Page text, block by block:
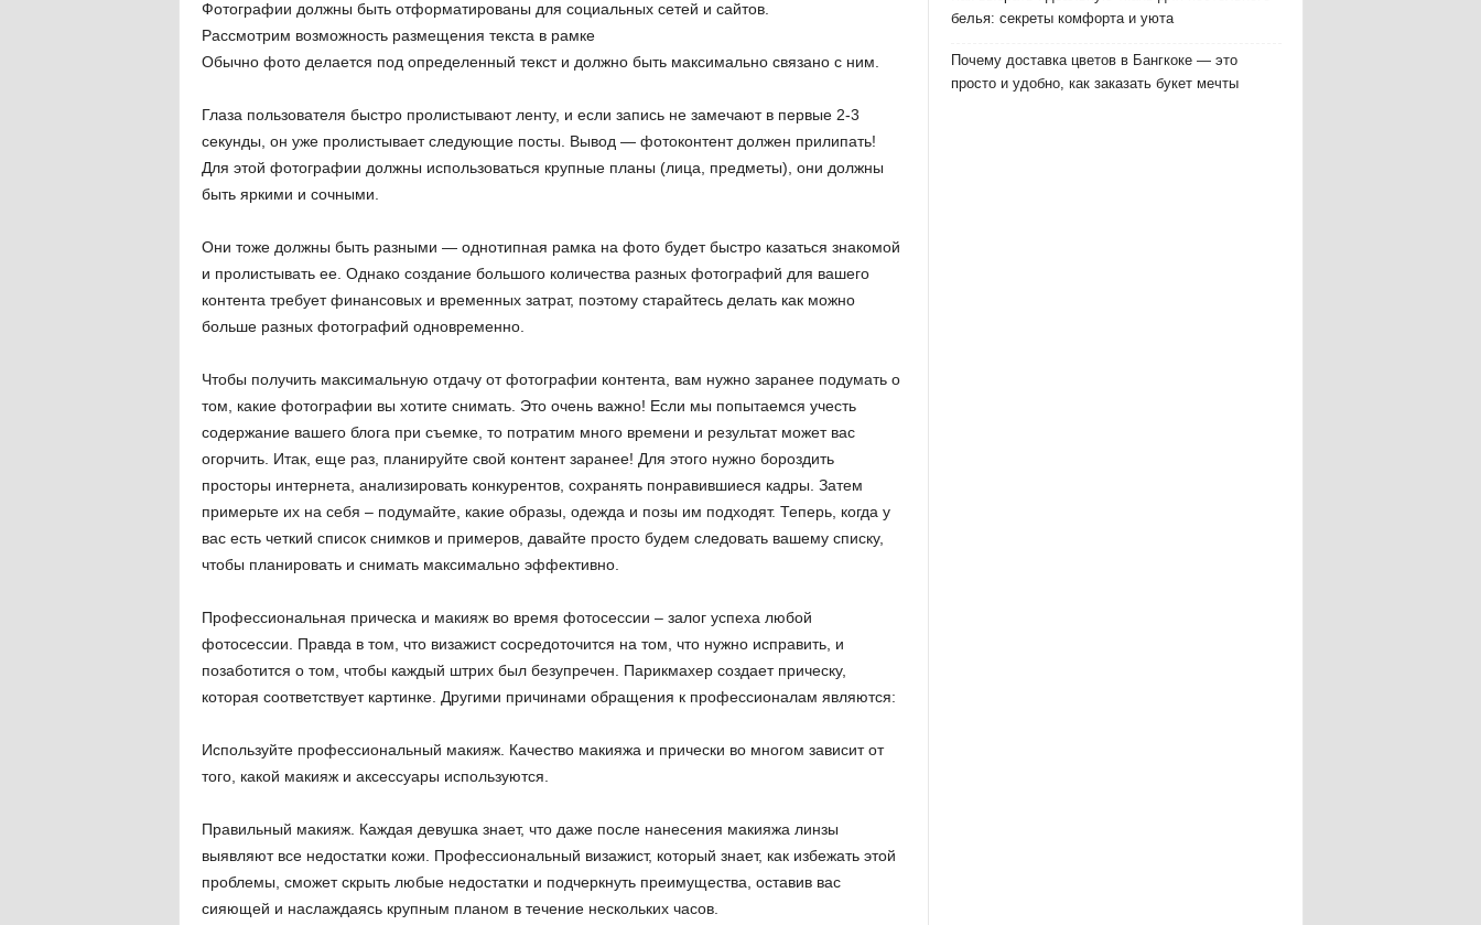
Фотографии должны быть отформатированы для социальных сетей и сайтов.
Рассмотрим возможность размещения текста в рамке
Обычно фото делается под определенный текст и должно быть максимально связано с ним.
Глаза пользователя быстро пролистывают ленту, и если запись не замечают в первые 2-3
секунды, он уже пролистывает следующие посты. Вывод — фотоконтент должен прилипать!
Для этой фотографии должны использоваться крупные планы (лица, предметы), они должны
быть яркими и сочными.
Они тоже должны быть разными — однотипная рамка на фото будет быстро казаться знакомой
и пролистывать ее. Однако создание большого количества разных фотографий для вашего
контента требует финансовых и временных затрат, поэтому старайтесь делать как можно
больше разных фотографий одновременно.
Чтобы получить максимальную отдачу от фотографии контента, вам нужно заранее подумать о
том, какие фотографии вы хотите снимать. Это очень важно! Если мы попытаемся учесть
содержание вашего блога при съемке, то потратим много времени и результат может вас
огорчить. Итак, еще раз, планируйте свой контент заранее! Для этого нужно бороздить
просторы интернета, анализировать конкурентов, сохранять понравившиеся кадры. Затем
примерьте их на себя – подумайте, какие образы, одежда и позы им подходят. Теперь, когда у
вас есть четкий список снимков и примеров, давайте просто будем следовать вашему списку,
чтобы планировать и снимать максимально эффективно.
Профессиональная прическа и макияж во время фотосессии – залог успеха любой
фотосессии. Правда в том, что визажист сосредоточится на том, что нужно исправить, и
позаботится о том, чтобы каждый штрих был безупречен. Парикмахер создает прическу,
которая соответствует картинке. Другими причинами обращения к профессионалам являются:
Используйте профессиональный макияж. Качество макияжа и прически во многом зависит от
того, какой макияж и аксессуары используются.
Правильный макияж. Каждая девушка знает, что даже после нанесения макияжа линзы
выявляют все недостатки кожи. Профессиональный визажист, который знает, как избежать этой
проблемы, сможет скрыть любые недостатки и подчеркнуть преимущества, оставив вас
сияющей и наслаждаясь крупным планом в течение нескольких часов.
белья: секреты комфорта и уюта
Почему доставка цветов в Бангкоке — это
просто и удобно, как заказать букет мечты